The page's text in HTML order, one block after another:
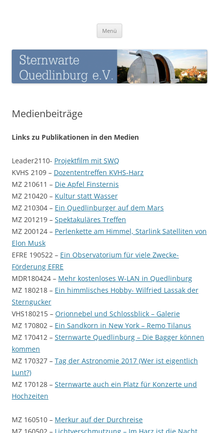
Menü
Medienbeiträge
Links zu Publikationen in den Medien
Leader2110- Projektfilm mit SWQ
KVHS 2109 – Dozententreffen KVHS-Harz
MZ 210611 – Die Apfel Finsternis
MZ 210420 – Kultur statt Wasser
MZ 210304 – Ein Quedlinburger auf dem Mars
MZ 201219 – Spektakuläres Treffen
MZ 200124 – Perlenkette am Himmel, Starlink Satelliten von
Elon Musk
EFRE 190522 – Ein Observatorium für viele Zwecke-
Förderung EFRE
MDR180424 – Mehr kostenloses W-LAN in Quedlinburg
MZ 180218 – Ein himmlisches Hobby- Wilfried Lassak der
Sterngucker
VHS180215 – Orionnebel und Schlossblick – Galerie
MZ 170802 – Ein Sandkorn in New York – Remo Tilanus
MZ 170412 – Sternwarte Quedlinburg – Die Bagger können
kommen
MZ 170327 – Tag der Astronomie 2017 (Wer ist eigentlich
Lunt?)
MZ 170128 – Sternwarte auch ein Platz für Konzerte und
Hochzeiten
MZ 160510 – Merkur auf der Durchreise
MZ 160502 – Lichtverschmutzung – Im Harz ist die Nacht